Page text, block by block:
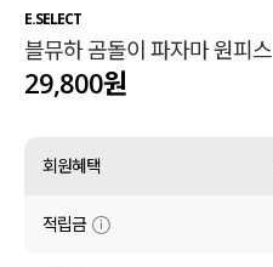
티셔츠
셔츠
원피스
E.SELECT
블뮤하 곰돌이 파자마 원피스
29,800원
회원혜택
적립금